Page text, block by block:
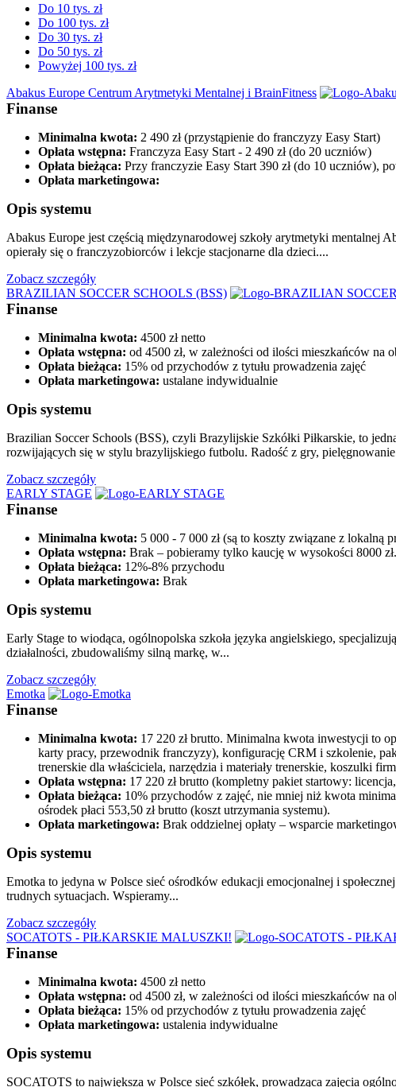
Do 10 tys. zł
Do 100 tys. zł
Do 30 tys. zł
Do 50 tys. zł
Powyżej 100 tys. zł
Abakus Europe Centrum Arytmetyki Mentalnej i BrainFitness
Finanse
Minimalna kwota: 2 490 zł (przystąpienie do franczyzy Easy Start)
Opłata wstępna: Franczyza Easy Start - 2 490 zł (do 20 uczniów)
Opłata bieżąca: Przy franczyzie Easy Start 390 zł (do 10 uczniów),
Opłata marketingowa:
Opis systemu
Abakus Europe jest częścią międzynarodowej szkoły arytmetyki mentalnej
opierały się o franczyzobiorców i lekcje stacjonarne dla dzieci....
Zobacz szczegóły
BRAZILIAN SOCCER SCHOOLS (BSS)
Finanse
Minimalna kwota: 4500 zł netto
Opłata wstępna: od 4500 zł, w zależności od ilości mieszkańców na
Opłata bieżąca: 15% od przychodów z tytułu prowadzenia zajęć
Opłata marketingowa: ustalane indywidualnie
Opis systemu
Brazilian Soccer Schools (BSS), czyli Brazylijskie Szkółki Piłkarskie, to
rozwijających się w stylu brazylijskiego futbolu. Radość z gry,
Zobacz szczegóły
EARLY STAGE
Finanse
Minimalna kwota: 5 000 - 7 000 zł (są to koszty związane z lokalną
Opłata wstępna: Brak – pobieramy tylko kaucję w wysokości 8000
Opłata bieżąca: 12%-8% przychodu
Opłata marketingowa: Brak
Opis systemu
Early Stage to wiodąca, ogólnopolska szkoła języka angielskiego,
działalności, zbudowaliśmy silną markę, w...
Zobacz szczegóły
Emotka
Finanse
Minimalna kwota: 17 220 zł brutto. Minimalna kwota inwestycji to
karty pracy, przewodnik franczyzy), konfigurację CRM i szkolenie,
trenerskie dla właściciela, narzędzia i materiały trenerskie, koszulki
Opłata wstępna: 17 220 zł brutto (kompletny pakiet startowy:
Opłata bieżąca: 10% przychodów z zajęć, nie mniej niż kwota
ośrodek płaci 553,50 zł brutto (koszt utrzymania systemu).
Opłata marketingowa: Brak oddzielnej opłaty – wsparcie
Opis systemu
Emotka to jedyna w Polsce sieć ośrodków edukacji emocjonalnej i
trudnych sytuacjach. Wspieramy...
Zobacz szczegóły
SOCATOTS - PIŁKARSKIE MALUSZKI!
Finanse
Minimalna kwota: 4500 zł netto
Opłata wstępna: od 4500 zł, w zależności od ilości mieszkańców na
Opłata bieżąca: 15% od przychodów z tytułu prowadzenia zajęć
Opłata marketingowa: ustalenia indywidualne
Opis systemu
SOCATOTS to największa w Polsce sieć szkółek, prowadząca zajęcia